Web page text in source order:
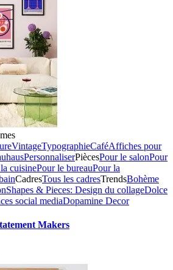
VintageTypographieCaféAffiches pour
PersonnaliserPiècesPour le salonPour
cuisinePour le bureauPour la
CadresTous les cadresTrendsBohème
Shapes & Pieces: Design du collageDolce
social mediaDopamine Decor
Makers